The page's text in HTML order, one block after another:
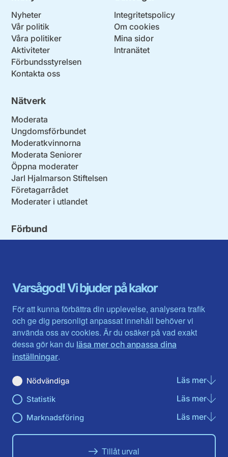
Varsågod! Vi bjuder på kakor
För att kunna förbättra din upplevelse, analysera trafik
och ge dig personligt anpassat innehåll behöver vi
använda oss av cookies. Är du osäker på vad exakt
dessa gör kan du läsa mer och anpassa dina
inställningar.
Nödvändiga Läs merom
Statistik Läs merom
Marknadsföring Läs merom
Tillåt urval
Nyheter
Vår politik
Våra politiker
Aktiviteter
Förbundsstyrelsen
Kontakta oss
Integritetspolicy
Om cookies
Mina sidor
Intranätet
Nätverk
Moderata
Ungdomsförbundet
Moderatkvinnorna
Moderata Seniorer
Öppna moderater
Jarl Hjalmarson Stiftelsen
Företagarrådet
Moderater i utlandet
Förbund
Gävleborg
Halland
Jämtlands län
Jönköpings län
Kalmar län
Kronobergs län
Norrbotten
Skåne län
Värmlands län
Västerbotten
Västra Götaland
Västernorrland
Västmanland
Örebro län
Östergötland
Du hittar oss här på sociala medier
FacebookInstagram